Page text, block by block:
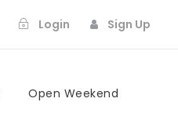
Login Sign Up
Open Weekend